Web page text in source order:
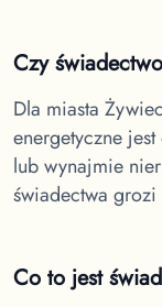
Czy
Dla miasta Żywiec
energetyczne
lub wynajmie
świadectwa grozi
Co to jest